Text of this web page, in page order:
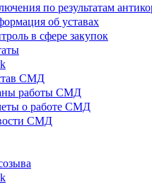
по результатам
об уставах
в сфере закупок
СМД
работы СМД
о работе СМД
СМД